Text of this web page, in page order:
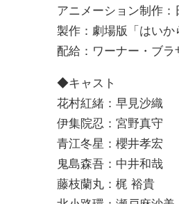
アニメーション制作
製作：劇場版「はい
配給：ワーナー・ブラ
◆キャスト
花村紅緒：早見沙織
伊集院忍：宮野真守
青江冬星：櫻井孝宏
鬼島森吾：中井和哉
藤枝蘭丸：梶 裕貴